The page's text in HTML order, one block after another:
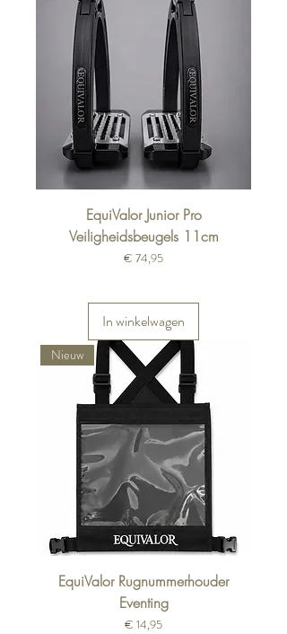
EquiValor Junior Pro
Veiligheidsbeugels 11cm
Prijs
€ 74,95
In winkelwagen
Nieuw
EquiValor Rugnummerhouder
Eventing
Prijs
€ 14,95